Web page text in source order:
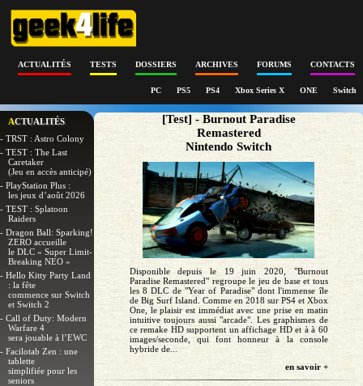
ACTUALITÉS TESTS DOSSIERS ARCHIVES FORUMS CONTACTS
PC PS5 PS4 Xbox Series X ONE Switch
ACTUALITÉS
- TRST : Astro Colony
- TEST : The Last
Caretaker
(Jeu en accès anticipé)
- PlayStation Plus :
les jeux d’août 2026
- TEST : Splatoon
Raiders
- Dragon Ball: Sparking!
ZERO accueille
le DLC « Super Limit-
Breaking NEO »
- Hello Kitty Party Land
: la fête
commence sur Switch
et Switch 2
- Call of Duty: Modern
Warfare 4
sera jouable à l’EWC
- Facilotab Zen : une
tablette
simplifiée pour les
seniors
[Test] - Burnout Paradise
Remastered
Nintendo Switch
Disponible depuis le 19 juin 2020, "Burnout
Paradise Remastered" regroupe le jeu de base et tous
les 8 DLC de "Year of Paradise" dont l'immense île
de Big Surf Island. Comme en 2018 sur PS4 et Xbox
One, le plaisir est immédiat avec une prise en matin
intuitive toujours aussi "arcade". Les graphismes de
ce remake HD supportent un affichage HD et à à 60
images/seconde, qui font honneur à la console
hybride de...
en savoir +